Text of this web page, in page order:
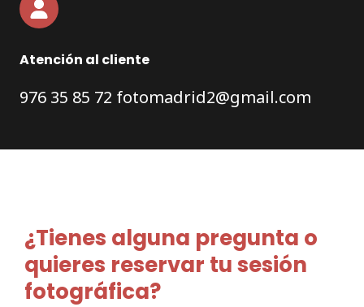
Atención al cliente
976 35 85 72 fotomadrid2@gmail.com
¿Tienes alguna pregunta o
quieres reservar tu sesión
fotográfica?